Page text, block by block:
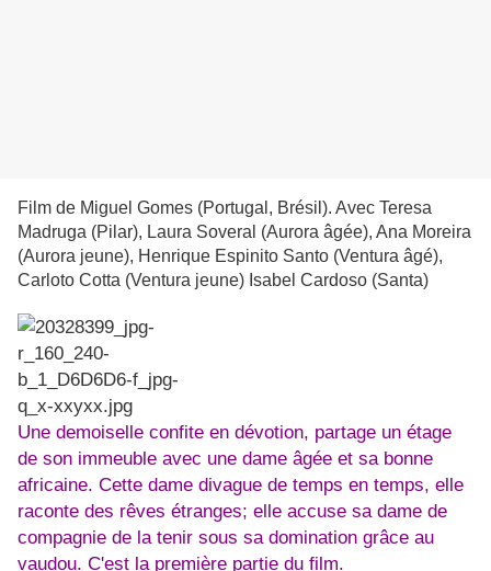
Film de Miguel Gomes (Portugal, Brésil). Avec Teresa
Madruga (Pilar), Laura Soveral (Aurora âgée), Ana Moreira
(Aurora jeune), Henrique Espinito Santo (Ventura âgé),
Carloto Cotta (Ventura jeune) Isabel Cardoso (Santa)
Une demoiselle confite en dévotion, partage un étage
de son immeuble avec une dame âgée et sa bonne
africaine. Cette dame divague de temps en temps, elle
raconte des rêves étranges; elle accuse sa dame de
compagnie de la tenir sous sa domination grâce au
vaudou. C'est la première partie du film.